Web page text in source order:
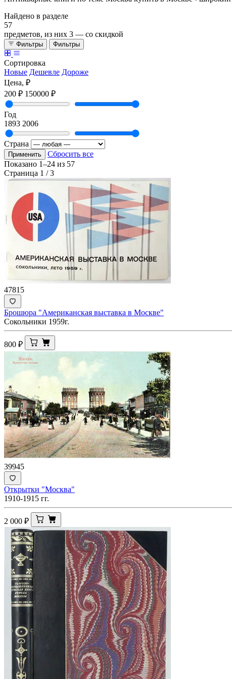
Найдено в разделе
57
предметов, из них 3 — со скидкой
Фильтры Фильтры
Сортировка
Новые Дешевле Дороже
Цена, ₽
200 ₽ 150000 ₽
Год
1893 2006
Страна
Применить
Сбросить все
Показано 1–24 из 57
Страница 1 / 3
47815
Брошюра "Американская выставка в Москве"
Сокольники 1959г.
800 ₽
39945
Открытки "Москва"
1910-1915 гг.
2 000 ₽